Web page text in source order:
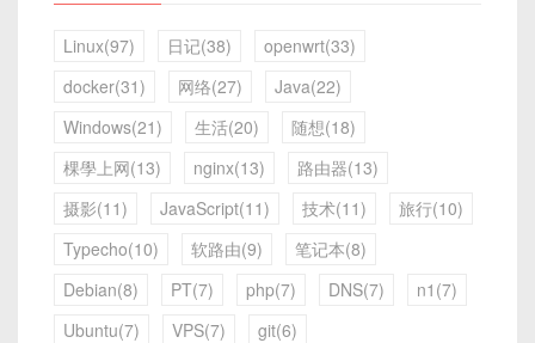
Linux(97) 日记(38)
openwrt(33)
docker(31)
网络(27)
Java(22)
Windows(21)
生活(20)
随想(18)
棵學上网(13)
nginx(13)
路由器(13)
摄影(11)
JavaScript(11) 技术(11)
旅行(10)
Typecho(10)
软路由(9)
笔记本(8)
Debian(8)
PT(7) php(7) DNS(7)
n1(7)
Ubuntu(7)
VPS(7)
git(6)